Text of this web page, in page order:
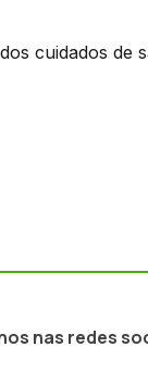
cuidados de
nas redes